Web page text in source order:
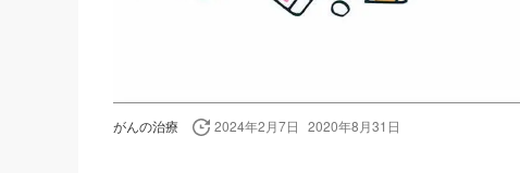
がんの治療 2024年2月7日 2020年8月31日